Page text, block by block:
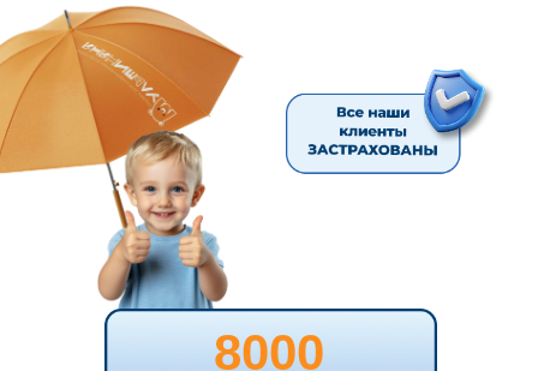
Вы скачиваете мобильное
КАК
ИСПОЛЬЗОВАТЬ
СЕРВИС?
СКАЧИВАЙТЕ ПРИЛОЖЕНИЕ